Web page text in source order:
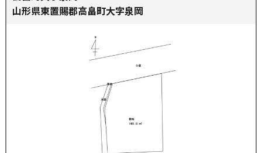
山形県東置賜郡高畠町大字泉岡